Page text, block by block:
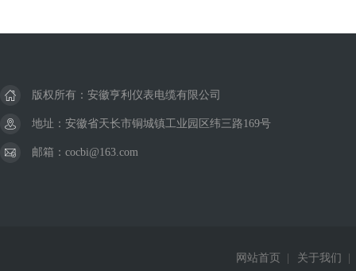
版权所有：安徽亨利仪表电缆有限公司
地址：安徽省天长市铜城镇工业园区纬三路169号
邮箱：cocbi@163.com
网站首页 关于我们